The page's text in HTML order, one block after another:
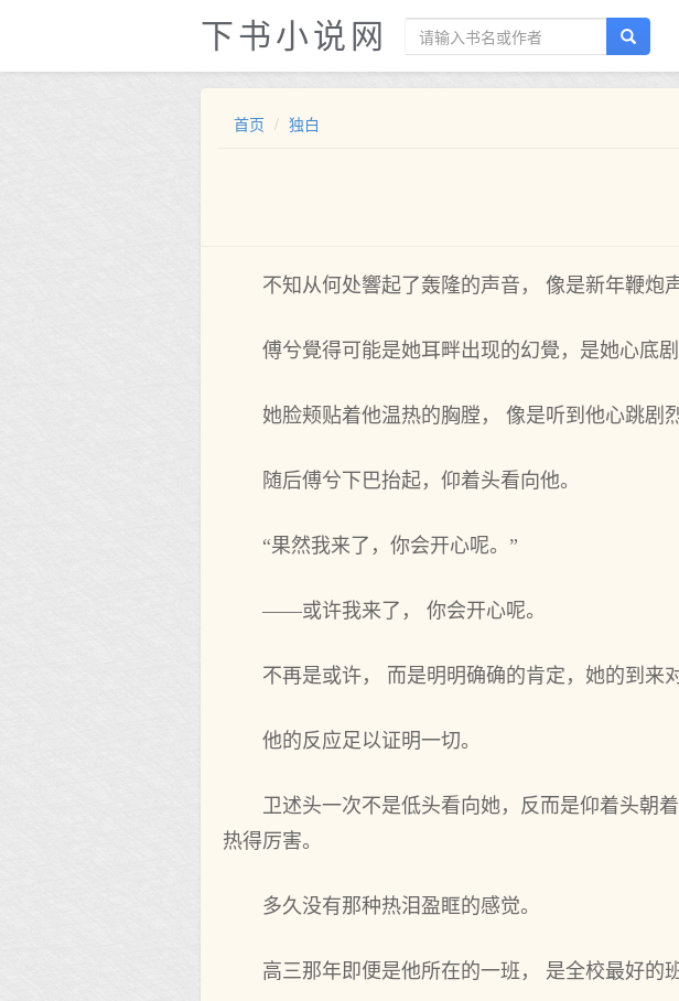
下书小说网
首页 独白
不知从何处響起了轰隆的声音， 像是新年鞭炮
傅兮覺得可能是她耳畔出现的幻覺，是她心底
她脸颊贴着他温热的胸膛， 像是听到他心跳剧
随后傅兮下巴抬起，仰着头看向他。
“果然我来了，你会开心呢。”
——或许我来了， 你会开心呢。
不再是或许， 而是明明确确的肯定，她的到来
他的反应足以证明一切。
卫述头一次不是低头看向她，反而是仰着头朝
热得厉害。
多久没有那种热泪盈眶的感觉。
高三那年即便是他所在的一班， 是全校最好的